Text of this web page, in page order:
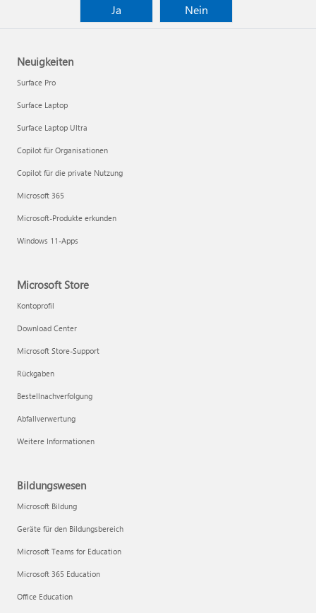
Ja
Nein
Neuigkeiten
Surface Pro
Surface Laptop
Surface Laptop Ultra
Copilot für Organisationen
Copilot für die private Nutzung
Microsoft 365
Microsoft-Produkte erkunden
Windows 11-Apps
Microsoft Store
Kontoprofil
Download Center
Microsoft Store-Support
Rückgaben
Bestellnachverfolgung
Abfallverwertung
Weitere Informationen
Bildungswesen
Microsoft Bildung
Geräte für den Bildungsbereich
Microsoft Teams for Education
Microsoft 365 Education
Office Education